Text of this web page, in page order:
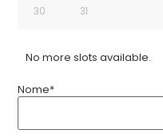
30 31
No more slots available.
Nome*